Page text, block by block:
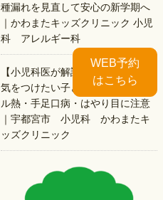
種漏れを見直して安心の新学期へ
｜かわまたキッズクリニック 小児
科 アレルギー科
【小児科医が解説】夏のプールで
気をつけたい子どもの病気｜プー
ル熱・手足口病・はやり目に注意
｜宇都宮市 小児科 かわまたキ
ッズクリニック
WEB予約
はこちら